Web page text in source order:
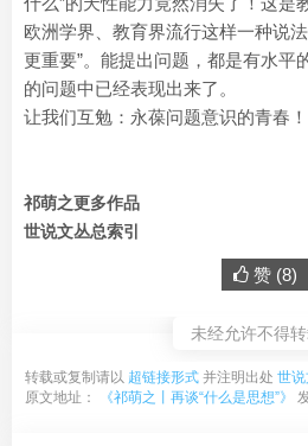
欧洲学界、教育界流行这样一种说
更重要”。能提出问题，都是有水平
的问题中已经表现出来了。
让我们互勉：永葆问题意识的青春！
祁萌之更多作品
世说文丛总索引
赞 (8)
未经允许不得转
转载或复制请以 超链接形式 并注明出处 世
原文地址：
《祁萌之丨再谈“什么是思想”》